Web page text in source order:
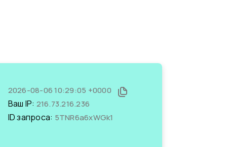
2026-08-06 10:29:05 +0000
Ваш IP: 216.73.216.236
ID запроса: 5TNR6a6xWGk1